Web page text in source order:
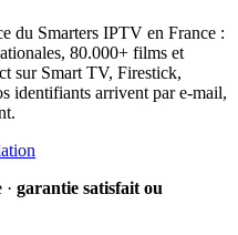
du Smarters IPTV en France :
80.000+ films et
sur Smart TV, Firestick,
identifiants arrivent par e-mail,
garantie satisfait ou